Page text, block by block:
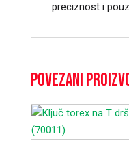
preciznost i
Povezani